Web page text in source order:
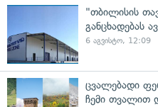
"თბილისის
განცხადებას
6 აგვისტო, 12:09
ცვალებადი
ჩემი თვალით